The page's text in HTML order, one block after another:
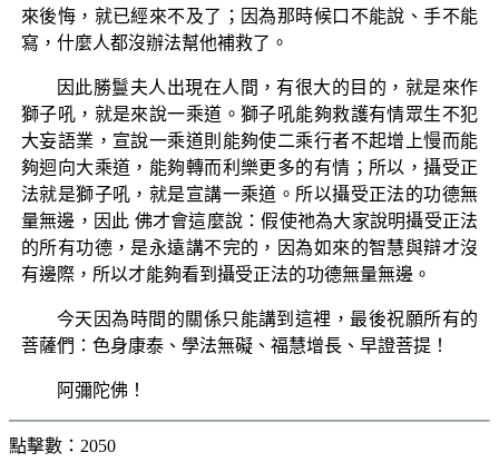
來後悔，就已經來不及了；因為那時候口不能說、手不能
寫，什麼人都沒辦法幫他補救了。
因此勝鬘夫人出現在人間，有很大的目的，就是來作
獅子吼，就是來說一乘道。獅子吼能夠救護有情眾生不犯
大妄語業，宣說一乘道則能夠使二乘行者不起增上慢而能
夠迴向大乘道，能夠轉而利樂更多的有情；所以，攝受正
法就是獅子吼，就是宣講一乘道。所以攝受正法的功德無
量無邊，因此 佛才會這麼說：假使祂為大家說明攝受正法
的所有功德，是永遠講不完的，因為如來的智慧與辯才沒
有邊際，所以才能夠看到攝受正法的功德無量無邊。
今天因為時間的關係只能講到這裡，最後祝願所有的
菩薩們：色身康泰、學法無礙、福慧增長、早證菩提！
阿彌陀佛！
點擊數：2050